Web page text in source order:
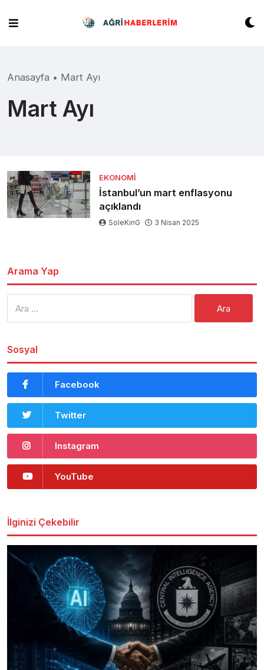
content
Anasayfa • Mart Ayı
Mart Ayı
EKONOMI
İstanbul’un mart enflasyonu
açıklandı
SoleKinG 3 Nisan 2025
Arama Yap
Sosyal
Facebook
Twitter
Instagram
YouTube
İlginizi Çekebilir